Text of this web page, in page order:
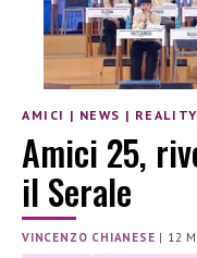
AMICI | NEWS | REALITY
Amici 25,
il Serale
VINCENZO CHIANESE | 12